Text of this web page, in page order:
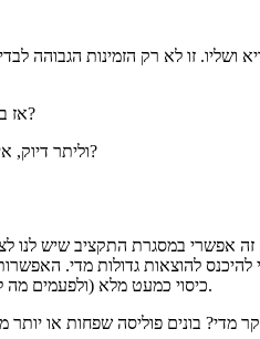
ושליו. זו לא רק הזמינות הגבוהה
אז?
וליתר דיוק, איך לבחור ביטוח בריאות פרטי שכולל גם את כל מה שאנחנו צריכים מבחינת כיסוי, וגם, אם אפשר, שלא יהיה יקר?
אפשרי במסגרת התקציב שיש לנו
להוצאות גדולות מדי.
כיסוי כמעט מלא (ולפעמים מה לעשות, המבוטח צריך דווקא לממש את הסעיף השולי, החלק הקטן, שאותו הוא לא ביטח כדי להוזיל את הביטוח).